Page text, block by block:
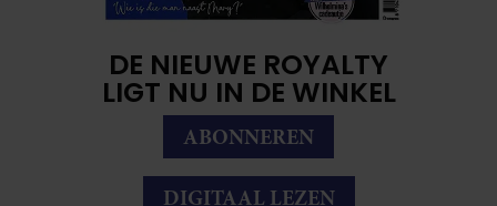
DE NIEUWE ROYALTY
LIGT NU IN DE WINKEL
ABONNEREN
DIGITAAL LEZEN